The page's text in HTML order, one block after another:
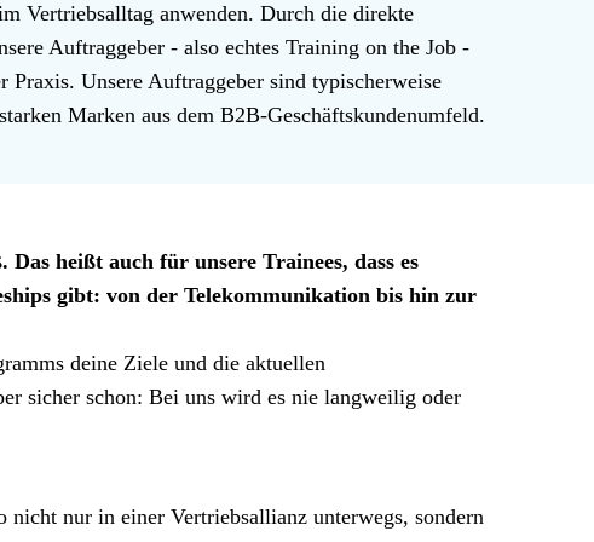
Vertriebsalltag anwenden. Durch die direkte
Auftraggeber - also echtes Training on the Job -
Praxis. Unsere Auftraggeber sind typischerweise
Marken aus dem B2B-Geschäftskundenumfeld.
heißt auch für unsere Trainees, dass es
gibt: von der Telekommunikation bis hin zur
deine Ziele und die aktuellen
sicher schon: Bei uns wird es nie langweilig oder
nicht nur in einer Vertriebsallianz unterwegs, sondern